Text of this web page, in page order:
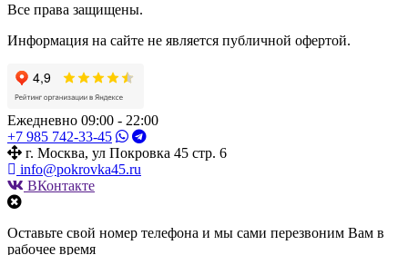
Все права защищены.
Информация на сайте не является публичной офертой.
Ежедневно 09:00 - 22:00
+7 985 742-33-45
г. Москва, ул Покровка 45 стр. 6
info@pokrovka45.ru
ВКонтакте
Оставьте свой номер телефона и мы сами перезвоним Вам в
рабочее время